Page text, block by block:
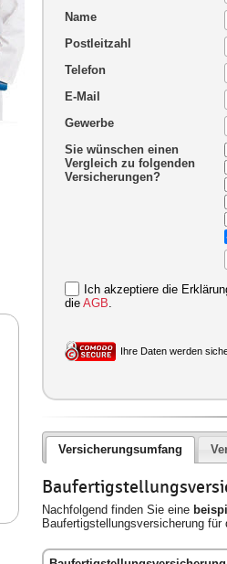
Name
Postleitzahl
Telefon
E-Mail
Gewerbe
Sie wünschen einen
Vergleich zu folgenden
Versicherungen?
Ich akzeptiere die
die AGB.
Ihre Daten werden
Versicherungsumfang
Nachfolgend finden Sie eine
Baufertigstellungsversicherung für